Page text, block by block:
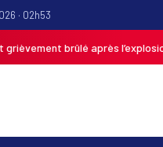
· 02h53
après l’explosion d’une balle